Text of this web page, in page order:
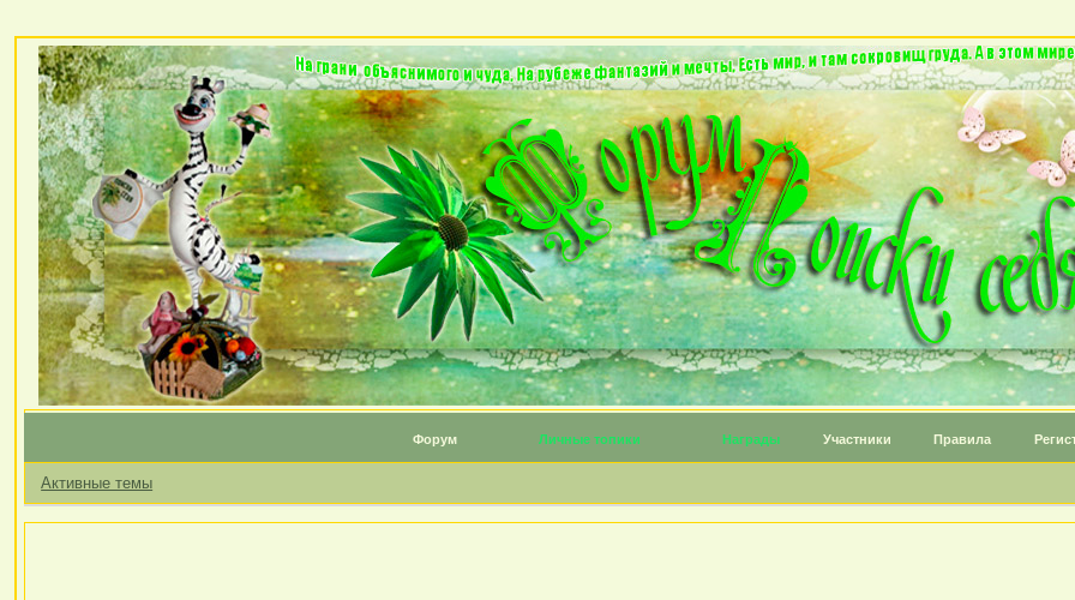
Форум Личные топики Награды Участники Правила
Активные темы